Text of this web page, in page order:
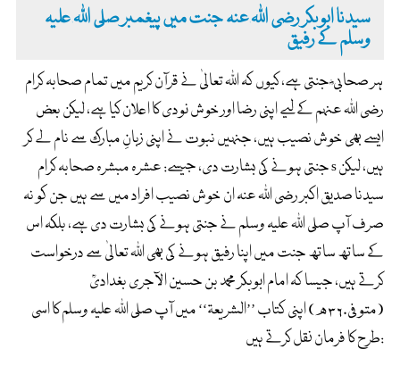
سیدنا ابوبکر رضی اللہ عنہ جنت میں پیغمبر صلی اللہ علیہ
وسلم کے رفیق
ہر صحابی ؓ جنتی ہے، کیوں کہ اللہ تعالیٰ نے قرآن کریم میں تمام صحابہ کرام
رضی اللہ عنہم کے لیے اپنی رضا اور خوش نودی کا اعلان کیا ہے، لیکن بعض
ایسے بھی خوش نصیب ہیں، جنہیں نبوت نے اپنی زبانِ مبارک سے نام لے کر
جنتی ہونے کی بشارت دی، جیسے: عشرہ مبشرہ صحابہ کرام s ہیں، لیکن
سیدنا صدیق اکبر رضی اللہ عنہ ان خوش نصیب افراد میں سے ہیں جن کو نہ
صرف آپ صلی اللہ علیہ وسلم نے جنتی ہونے کی بشارت دی ہے، بلکہ اس
کے ساتھ ساتھ جنت میں اپنا رفیق ہونے کی بھی اللہ تعالیٰ سے درخواست
کرتے ہیں، جیسا کہ امام ابوبکر محمد بن حسین الآجری بغدادیؒ
(متوفی۳۶۰ھ) اپنی کتاب ’’الشریعۃ‘‘ میں آپ صلی اللہ علیہ وسلم کا اسی
طرح کا فرمان نقل کرتے ہیں: